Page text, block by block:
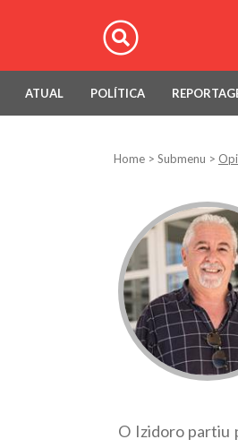
ATUAL POLÍTICA
Home > Submenu >
O Izidoro partiu